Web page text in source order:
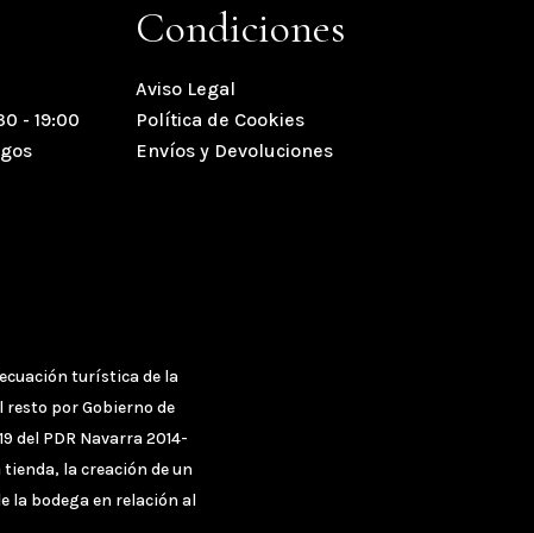
- 19:00
Condiciones
Aviso Legal
Política de Cookies
Envíos y Devoluciones
turística de la
resto por Gobierno de
del PDR Navarra 2014-
la creación de un
la bodega en relación al